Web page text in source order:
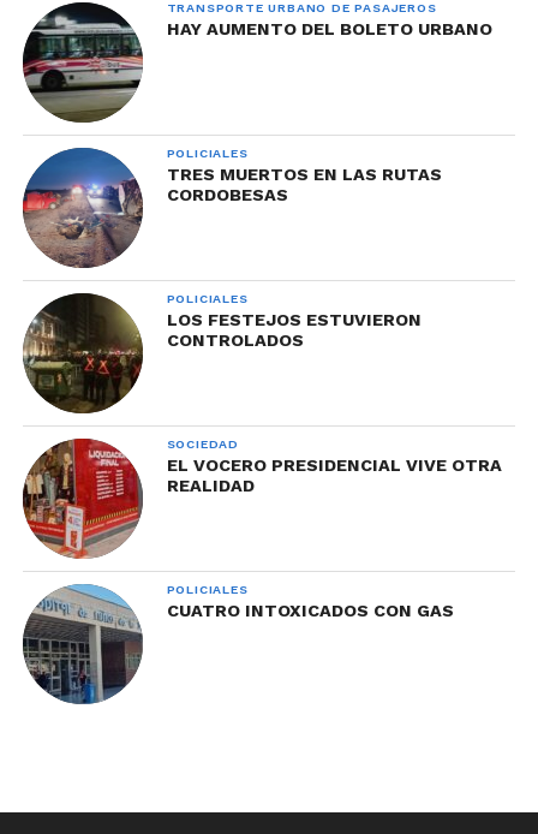
TRANSPORTE URBANO DE PASAJEROS
HAY AUMENTO DEL BOLETO URBANO
POLICIALES
TRES MUERTOS EN LAS RUTAS
CORDOBESAS
POLICIALES
LOS FESTEJOS ESTUVIERON
CONTROLADOS
SOCIEDAD
EL VOCERO PRESIDENCIAL VIVE OTRA
REALIDAD
POLICIALES
CUATRO INTOXICADOS CON GAS